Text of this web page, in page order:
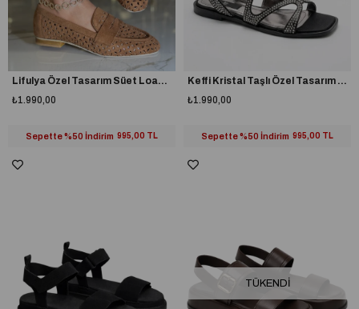
Lifulya Özel Tasarım Süet Loafer Kahverengi
₺1.990,00
Sepette %50 İndirim 995,00 TL
Keffi Kristal Taşlı Özel Tasarım Sandalet Siyah
₺1.990,00
Sepette %50 İndirim 995,00 TL
TÜKENDI